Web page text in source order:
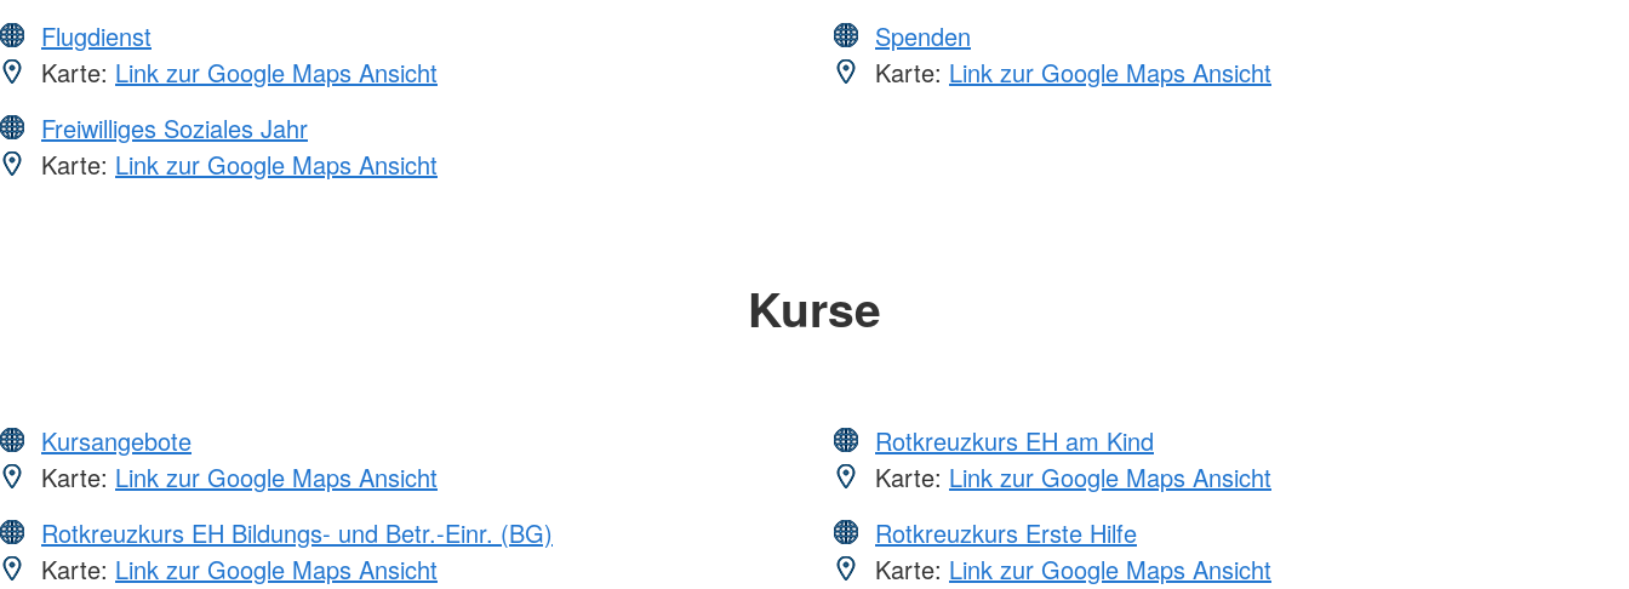
Flugdienst
Karte: Link zur Google Maps Ansicht
Freiwilliges Soziales Jahr
Karte: Link zur Google Maps Ansicht
Spenden
Karte: Link zur Google Maps Ansicht
Kurse
Kursangebote
Karte: Link zur Google Maps Ansicht
Rotkreuzkurs EH Bildungs- und Betr.-Einr. (BG)
Karte: Link zur Google Maps Ansicht
Rotkreuzkurs EH am Kind
Karte: Link zur Google Maps Ansicht
Rotkreuzkurs Erste Hilfe
Karte: Link zur Google Maps Ansicht